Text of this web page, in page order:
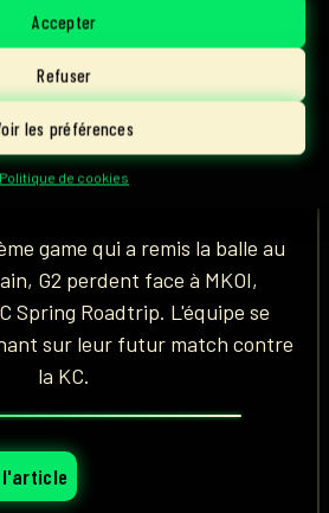
Accepter
Refuser
les préférences
Politique de cookies
: « J’ai toujours
contre KC »,
l’ADC de G2
sur LoL
game qui a remis la balle au
G2 perdent face à MKOI,
Spring Roadtrip. L'équipe se
sur leur futur match contre
la KC.